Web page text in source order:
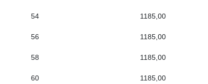
54 1185,00
56 1185,00
58 1185,00
60 1185,00